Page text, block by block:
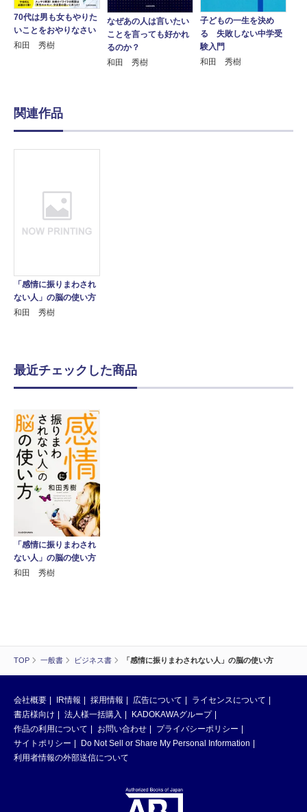
TOP 一般書 ビジネス書 「感情に振りまわされない人」の脳の使い方
70代は男も女もやりた
いことをおやりなさい
和田 秀樹
なぜあの人は言いたい
ことを言っても好かれ
るのか？
和田 秀樹
子どもの一生を決め
る 失敗しない中学受
験入門
和田 秀樹
関連作品
「感情に振りまわされ
ない人」の脳の使い方
和田 秀樹
最近チェックした商品
「感情に振りまわされ
ない人」の脳の使い方
和田 秀樹
会社概要 IR情報 採用情報 広告について
ライセンスについて
書店様向け
法人様一括購入
KADOKAWAグループ
作品の利用について
お問い合わせ
プライバシーポリシー
サイトポリシー
Do Not Sell or Share My Personal Information
利用者情報の外部送信について